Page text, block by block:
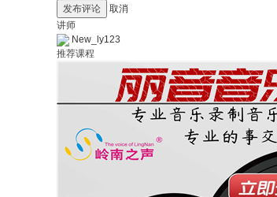
发布评论
取消
讲师
New_ly123
推荐课程